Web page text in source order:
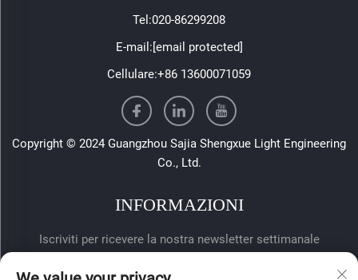
Tel:020-86299208
E-mail:[email protected]
Cellulare:+86 13600071059
Copyright © 2024 Guangzhou Sajia Shengxue Light Engineering
Co., Ltd.
INFORMAZIONI
Iscriviti per ricevere la nostra newsletter settimanale